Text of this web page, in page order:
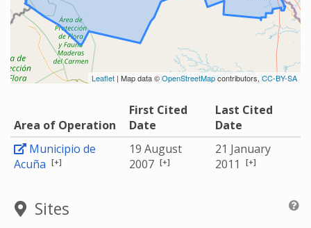
Leaflet | Map data ©OpenStreetMapcontributors, CC-BY-SA
Area of Operation
First Cited
Date
Last Cited
Date
Municipio de
Acuña [+]
19 August
2007 [+]
21 January
2011
[+]
Sites